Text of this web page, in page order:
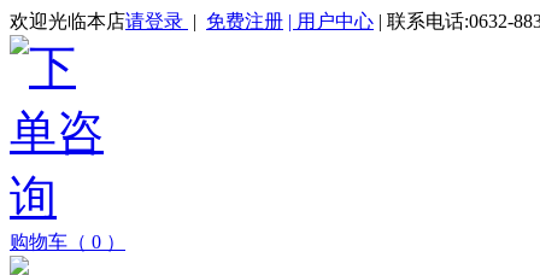
欢迎光临本店请登录 | 免费注册 | 用户中心 | 联系电话:0632-
购物车（ 0 ）